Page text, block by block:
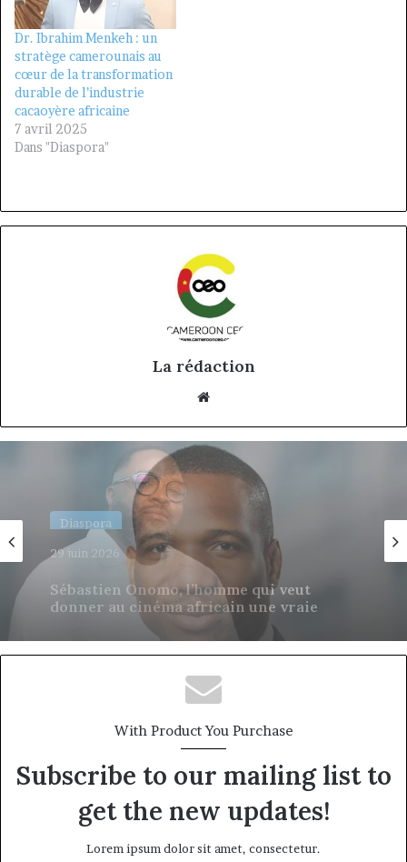
Dr. Ibrahim Menkeh : un
stratège camerounais au
cœur de la transformation
durable de l’industrie
cacaoyère africaine
7 avril 2025
Dans "Diaspora"
La rédaction
Diaspora
23 juin 2026
Eseme Balimba, le banquier camerounais
au cœur des flux financiers entre
l’Afrique et J.P. Morgan
With Product You Purchase
Subscribe to our mailing list to
get the new updates!
Lorem ipsum dolor sit amet, consectetur.